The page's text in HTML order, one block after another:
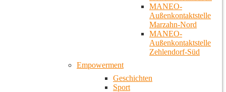
MANEO-
Außenkontaktstelle
Marzahn-Nord
MANEO-
Außenkontaktstelle
Zehlendorf-Süd
Empowerment
Geschichten
Sport